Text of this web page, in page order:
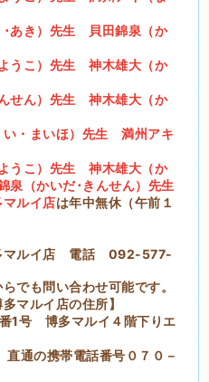
あき）先生
貝田錦泉（か
うこ）先生
神木雄大（か
せん）先生
神木雄大（か
・まいほ）先生
満州アキ
うこ）先生
神木雄大（か
泉（かいだ･きんせん）先生
ルイ店は年中無休（午前１
マルイ店 電話 092-577-
らでも問い合わせ可能です。
マルイ店の住所】
1号 博多マルイ４階下りエ
の携帯電話番号０７０－